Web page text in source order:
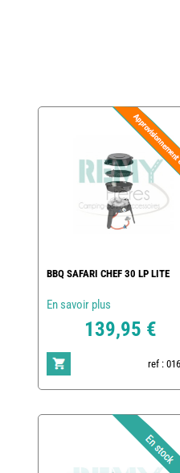
BBQ SAFARI CHEF 30 LP LITE
En savoir plus
139,95 €
ref :